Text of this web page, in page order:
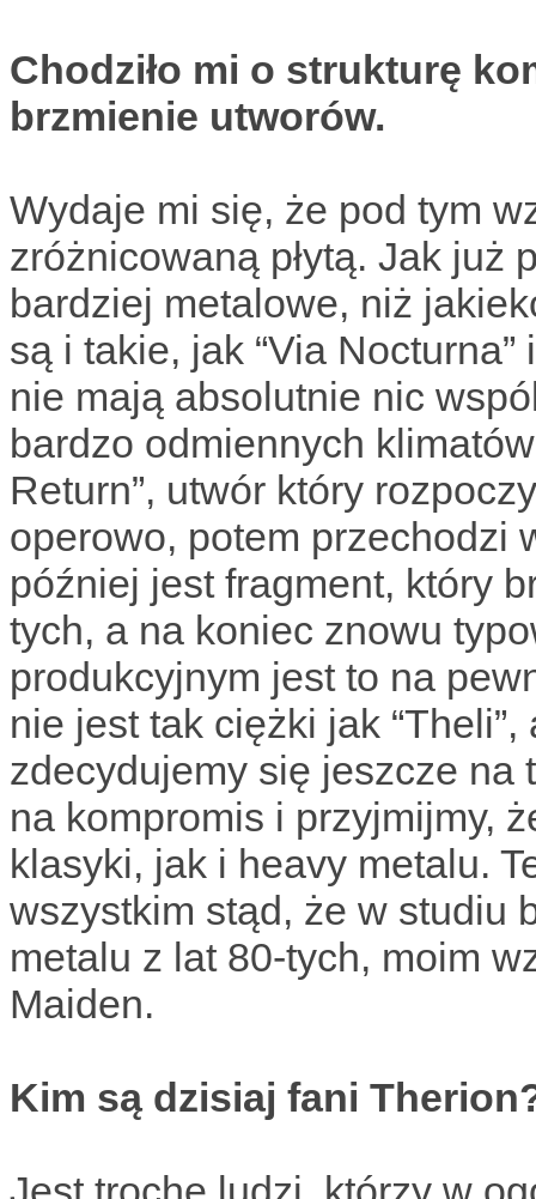
Chodziło mi o strukturę
brzmienie utworów.
Wydaje mi się, że pod tym
zróżnicowaną płytą. Jak już
bardziej metalowe, niż
są i takie, jak “Via
nie mają absolutnie nic
bardzo odmiennych
Return”, utwór który
operowo, potem przechodzi
później jest fragment, który
tych, a na koniec znowu
produkcyjnym jest to na
nie jest tak ciężki jak
zdecydujemy się jeszcze na
na kompromis i przyjmijmy,
klasyki, jak i heavy metalu.
wszystkim stąd, że w studiu
metalu z lat 80-tych, moim
Maiden.
Kim są dzisiaj fani